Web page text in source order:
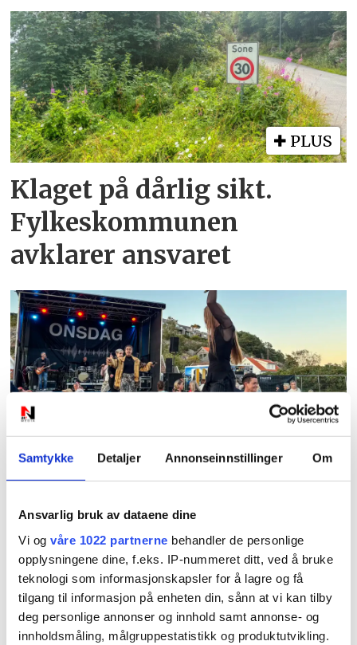
Samtykke Detaljer Annonseinnstillinger Om
Ansvarlig bruk av dataene dine
Vi og våre 1022 partnerne behandler de personlige
opplysningene dine, f.eks. IP-nummeret ditt, ved å bruke
teknologi som informasjonskapsler for å lagre og få
tilgang til informasjon på enheten din, sånn at vi kan tilby
deg personlige annonser og innhold samt annonse- og
innholdsmåling, målgruppestatistikk og produktutvikling.
PLUS
Klaget på dårlig sikt.
Fylkeskommunen
avklarer ansvaret
PLUS
Høllesanden live:
TNT